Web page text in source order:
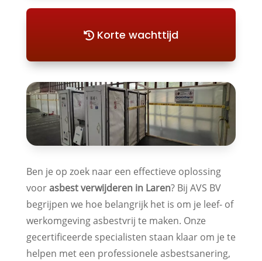
Korte wachttijd
Ben je op zoek naar een effectieve oplossing
voorasbest verwijderen in Laren? Bij AVS BV
begrijpen we hoe belangrijk het is om je leef- of
werkomgeving asbestvrij te maken. Onze
gecertificeerde specialisten staan klaar om je te
helpen met een professionele asbestsanering,